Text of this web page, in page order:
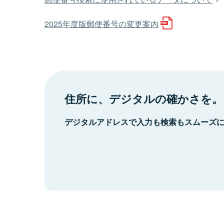
2025年度版郵便番号の変更案内
住所に、デジタルの確かさを。
デジタルアドレスで入力も検索もスムーズ